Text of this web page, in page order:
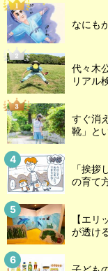
なにも
代々木
リアル
すぐ消
靴」と
「挨
の育て
【エ
が透け